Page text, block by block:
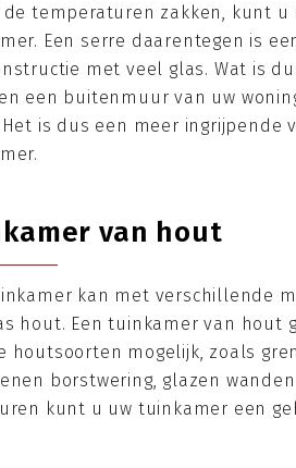
temperaturen zakken, kunt
Een serre daarentegen is
met veel glas. Wat is
een buitenmuur van uw
is dus een meer ingrijpende
van hout
kan met verschillende
hout. Een tuinkamer van hout
houtsoorten mogelijk, zoals
borstwering, glazen
kunt u uw tuinkamer een